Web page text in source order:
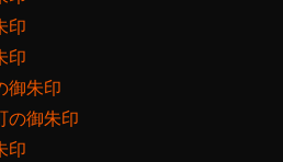
印
印
御朱印
の御朱印
印